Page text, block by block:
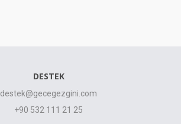
DESTEK
destek@gecegezgini.com
+90 532 111 21 25